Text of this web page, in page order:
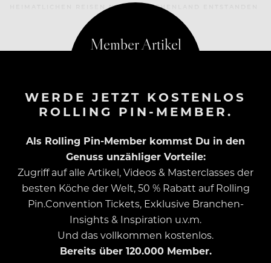
HEIMATLICHEN REISEN NACH GRIECHENLAND ENTSTANDEN
WERDE JETZT KOSTENLOS
ROLLING PIN-MEMBER.
Als Rolling Pin-Member kommst Du in den
Genuss unzähliger Vorteile:
Zugriff auf alle Artikel, Videos & Masterclasses der
besten Köche der Welt, 50 % Rabatt auf Rolling
Pin.Convention Tickets, Exklusive Branchen-
Insights & Inspiration u.v.m.
Und das vollkommen kostenlos.
Bereits über 120.000 Member.